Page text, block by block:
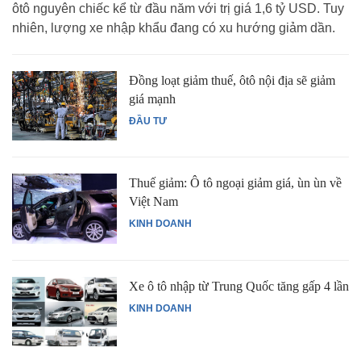
ôtô nguyên chiếc kể từ đầu năm với trị giá 1,6 tỷ USD. Tuy
nhiên, lượng xe nhập khẩu đang có xu hướng giảm dần.
ĐẦU TƯ
Đồng loạt giảm thuế, ôtô nội địa sẽ giảm
giá mạnh
KINH DOANH
Thuế giảm: Ô tô ngoại giảm giá, ùn ùn về
Việt Nam
KINH DOANH
Xe ô tô nhập từ Trung Quốc tăng gấp 4 lần